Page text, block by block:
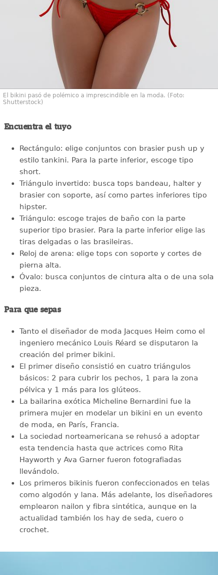
El bikini pasó de polémico a imprescindible en la moda. (Foto:
Shutterstock)
Encuentra el tuyo
Rectángulo: elige conjuntos con brasier push up y
estilo tankini. Para la parte inferior, escoge tipo
short.
Triángulo invertido: busca tops bandeau, halter y
brasier con soporte, así como partes inferiores tipo
hipster.
Triángulo: escoge trajes de baño con la parte
superior tipo brasier. Para la parte inferior elige las
tiras delgadas o las brasileiras.
Reloj de arena: elige tops con soporte y cortes de
pierna alta.
Óvalo: busca conjuntos de cintura alta o de una sola
pieza.
Para que sepas
Tanto el diseñador de moda Jacques Heim como el
ingeniero mecánico Louis Réard se disputaron la
creación del primer bikini.
El primer diseño consistió en cuatro triángulos
básicos: 2 para cubrir los pechos, 1 para la zona
pélvica y 1 más para los glúteos.
La bailarina exótica Micheline Bernardini fue la
primera mujer en modelar un bikini en un evento
de moda, en París, Francia.
La sociedad norteamericana se rehusó a adoptar
esta tendencia hasta que actrices como Rita
Hayworth y Ava Garner fueron fotografiadas
llevándolo.
Los primeros bikinis fueron confeccionados en telas
como algodón y lana. Más adelante, los diseñadores
emplearon nailon y fibra sintética, aunque en la
actualidad también los hay de seda, cuero o
crochet.